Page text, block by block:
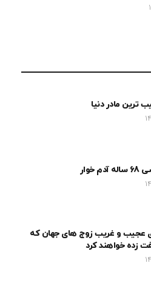
ترین مادر دنیا
خوار
عجیب و غریب زوج های جهان که
زده خواهند کرد